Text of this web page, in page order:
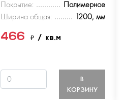
Покрытие:
Полимерное
Ширина общая:
1200, мм
466₽/ кв.м
В
КОРЗИНУ